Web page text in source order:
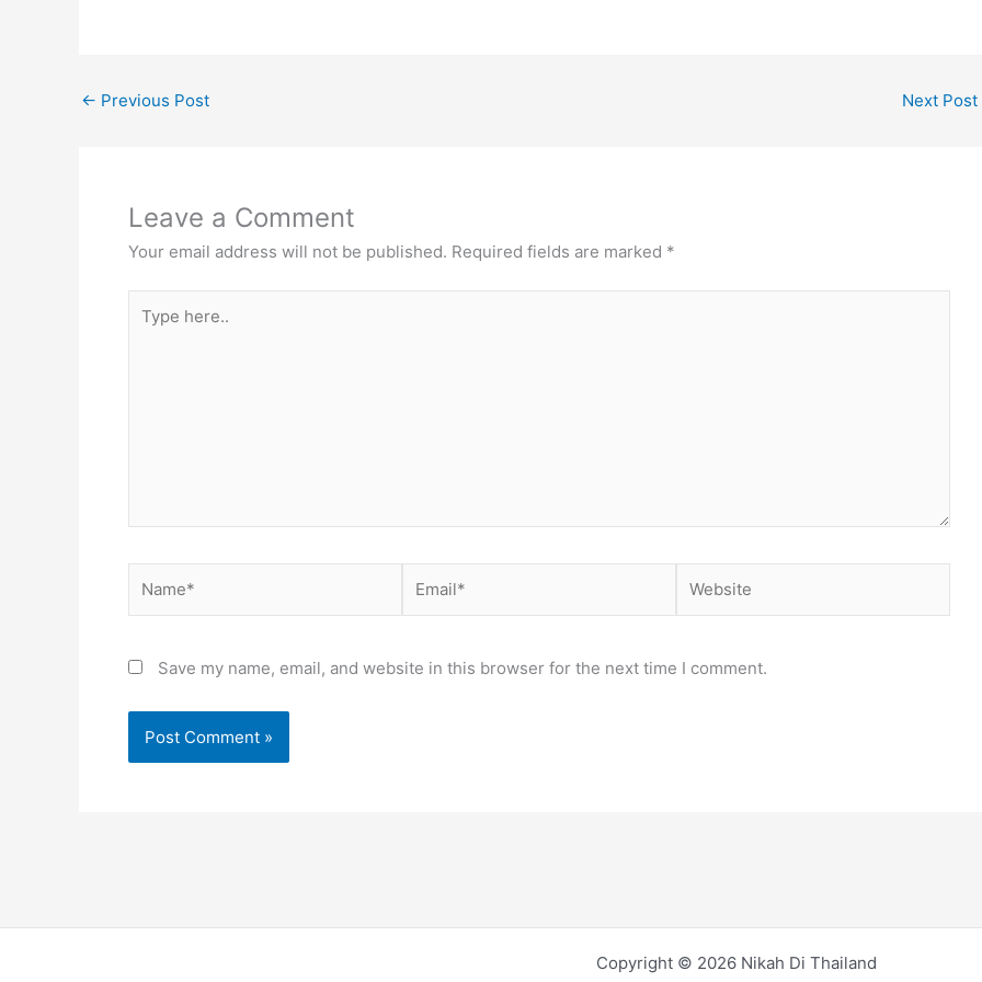
← Previous Post Next Post
Leave a Comment
Your email address will not be published. Required fields are marked *
here..
Save my name, email, and website in this browser for the next time I comment.
Copyright © 2026 Nikah Di Thailand